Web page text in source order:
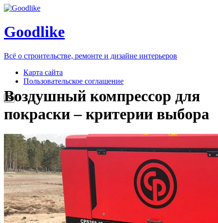
Goodlike
Всё о строительстве, ремонте и дизайне интерьеров
Карта сайта
Пользовательское соглашение
Воздушный компрессор для
покраски – критерии выбора